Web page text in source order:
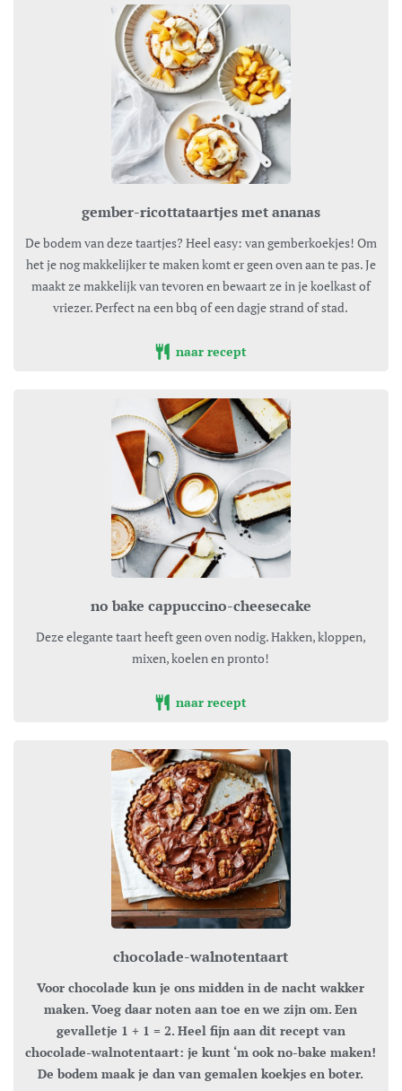
gember-ricottataartjes met ananas
De bodem van deze taartjes? Heel easy: van gemberkoekjes! Om
het je nog makkelijker te maken komt er geen oven aan te pas. Je
maakt ze makkelijk van tevoren en bewaart ze in je koelkast of
vriezer. Perfect na een bbq of een dagje strand of stad.
naar recept
no bake cappuccino-cheesecake
Deze elegante taart heeft geen oven nodig. Hakken, kloppen,
mixen, koelen en pronto!
naar recept
chocolade-walnotentaart
Voor chocolade kun je ons midden in de nacht wakker
maken. Voeg daar noten aan toe en we zijn om. Een
gevalletje 1 + 1 = 2. Heel fijn aan dit recept van
chocolade-walnotentaart: je kunt ‘m ook no-bake maken!
De bodem maak je dan van gemalen koekjes en boter.